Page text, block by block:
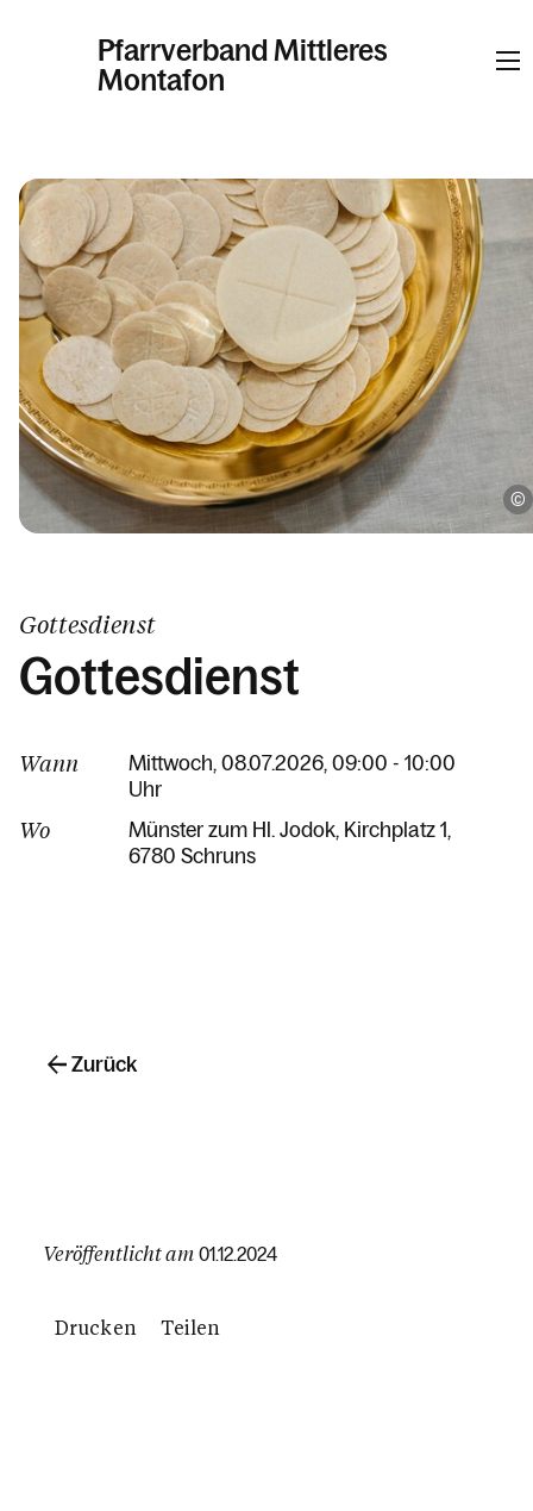
Pfarrverband Mittleres
Montafon
Kalender
Personen
Kontakt
Gottesdienst
Gottesdienst
Wann
Mittwoch, 08.07.2026, 09:00 - 10:00
Uhr
Wo Münster zum Hl. Jodok Kirchplatz 1
6780 Schruns
Veröffentlicht am 01.12.2024
Drucken Teilen
Zurück